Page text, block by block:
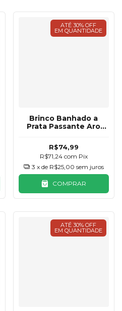
ATÉ 30% OFF
EM QUANTIDADE
Brinco Banhado a
Prata Passante Aro
R$74,99
R$71,24 com Pix
3 x de R$25,00 sem juros
COMPRAR
ATÉ 30% OFF
EM QUANTIDADE